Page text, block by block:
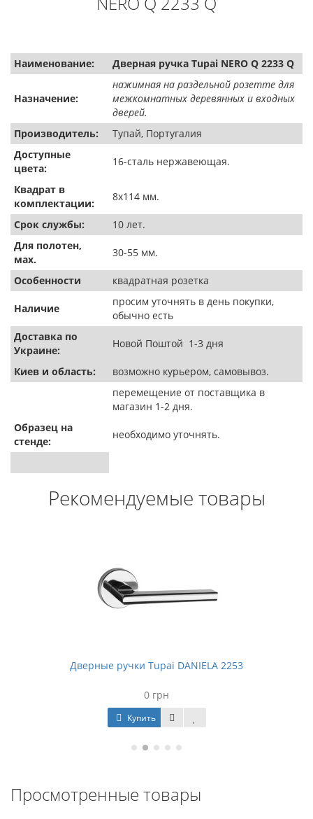
Наименование: Дверная ручка Tupai NERO Q 2233 Q
Назначение:
нажимная на раздельной розетте для
межкомнатных деревянных и входных
дверей.
Производитель:
Тупай, Португалия
Доступные
цвета:
16-сталь нержавеющая.
Квадрат в
комплектации:
8х114 мм.
Срок службы:
10 лет.
Для полотен,
мах.
30-55 мм.
Особенности квадратная розетка
Наличие
просим уточнять в день покупки,
обычно есть
Доставка по
Украине:
Новой Поштой 1-3 дня
Киев и область:
возможно курьером, самовывоз.
перемещение от поставщика в
магазин 1-2 дня.
Образец на
стенде:
необходимо уточнять.
Рекомендуемые товары
Дверные ручки Tupai DANIELA 2253
0 грн
Купить
Просмотренные товары